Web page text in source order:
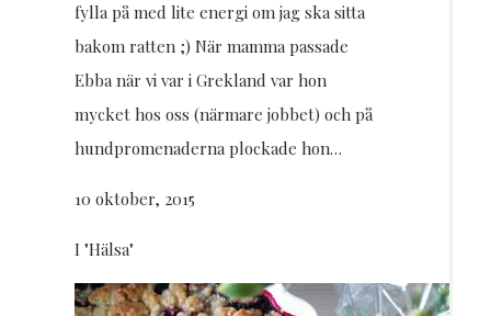
fylla på med lite energi om jag ska sitta
bakom ratten ;) När mamma passade
Ebba när vi var i Grekland var hon
mycket hos oss (närmare jobbet) och på
hundpromenaderna plockade hon…
10 oktober, 2015
I "Hälsa"